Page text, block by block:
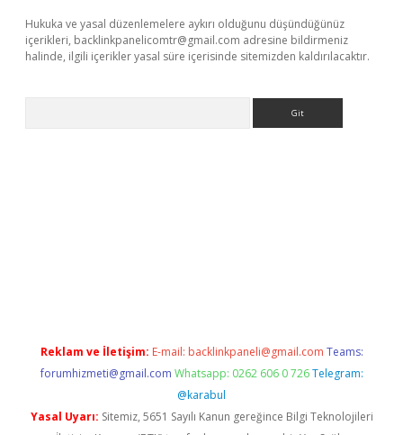
Hukuka ve yasal düzenlemelere aykırı olduğunu düşündüğünüz
içerikleri, backlinkpanelicomtr@gmail.com adresine bildirmeniz
halinde, ilgili içerikler yasal süre içerisinde sitemizden kaldırılacaktır.
Reklam ve İletişim: E-mail: backlinkpaneli@gmail.com Teams:
forumhizmeti@gmail.com Whatsapp: 0262 606 0 726 Telegram:
@karabul
Yasal Uyarı: Sitemiz, 5651 Sayılı Kanun gereğince Bilgi Teknolojileri